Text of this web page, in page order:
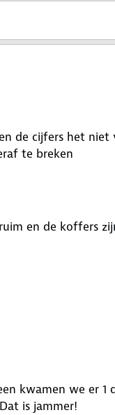
de cijfers het
te breken
en de koffers
kwamen we er
is jammer!